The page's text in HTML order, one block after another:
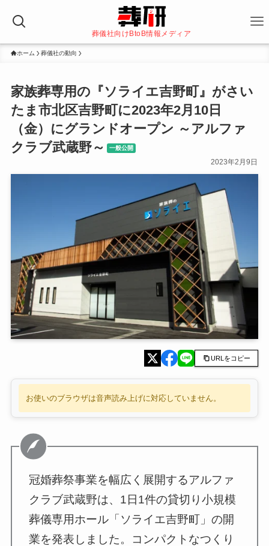
葬儀社向けBtoB情報メディア
ホーム 葬儀社の動向
家族葬専用の『ソライエ吉野町』がさい
たま市北区吉野町に2023年2月10日
（金）にグランドオープン ～アルファ
クラブ武蔵野～
一般公開
2023年2月9日
URLをコピー
お使いのブラウザは音声読み上げに対応していません。
冠婚葬祭事業を幅広く展開するアルファ
クラブ武蔵野は、1日1件の貸切り小規模
葬儀専用ホール「ソライエ吉野町」の開
業を発表しました。コンパクトなつくり